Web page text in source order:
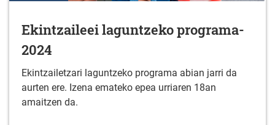
Ekintzaileei laguntzeko programa-
2024
Ekintzailetzari laguntzeko programa abian jarri da
aurten ere. Izena emateko epea urriaren 18an
amaitzen da.